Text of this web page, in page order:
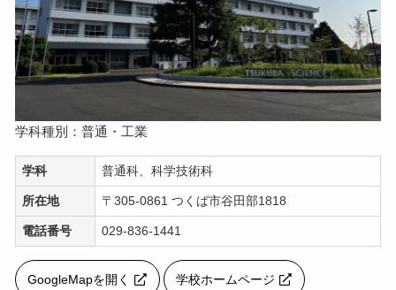
学科種別：普通・工業
学科 普通科、科学技術科
所在地 〒305-0861 つくば市谷田部1818
電話番号 029-836-1441
GoogleMapを開く 学校ホームページ